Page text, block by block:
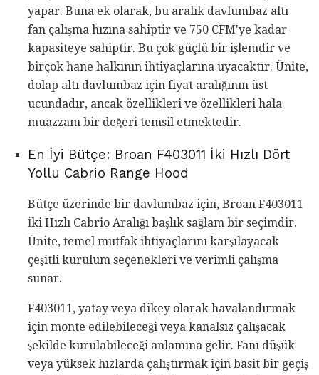
yapar. Buna ek olarak, bu aralık davlumbaz altı
fan çalışma hızına sahiptir ve 750 CFM'ye kadar
kapasiteye sahiptir. Bu çok güçlü bir işlemdir ve
birçok hane halkının ihtiyaçlarına uyacaktır. Ünite,
dolap altı davlumbaz için fiyat aralığının üst
ucundadır, ancak özellikleri ve özellikleri hala
muazzam bir değeri temsil etmektedir.
En İyi Bütçe: Broan F403011 İki Hızlı Dört
Yollu Cabrio Range Hood
Bütçe üzerinde bir davlumbaz için, Broan F403011
İki Hızlı Cabrio Aralığı başlık sağlam bir seçimdir.
Ünite, temel mutfak ihtiyaçlarını karşılayacak
çeşitli kurulum seçenekleri ve verimli çalışma
sunar.
F403011, yatay veya dikey olarak havalandırmak
için monte edilebileceği veya kanalsız çalışacak
şekilde kurulabileceği anlamına gelir. Fanı düşük
veya yüksek hızlarda çalıştırmak için basit bir geçiş